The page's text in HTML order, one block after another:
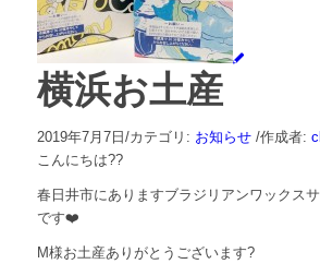
横浜お土産
2019年7月7日/カテゴリ: お知らせ /作成者:
こんにちは??
春日井市にありますブラジリアンワックス
です❤️
M様お土産ありがとうございます?